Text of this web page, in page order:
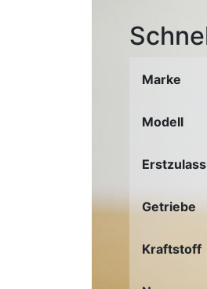
Marke
Modell
Getriebe
Kraftstoff